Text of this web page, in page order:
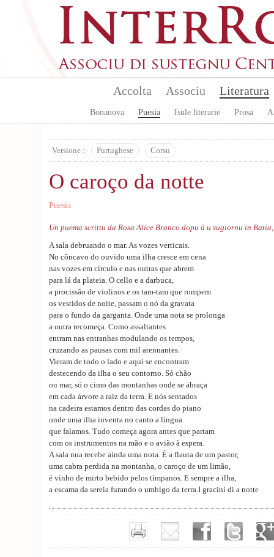
Accolta Associu Literatura
Bonanova Puesia Isule literarie Prosa
Versione : Purtughese Corsu
O caroço da notte
Puesia
Un puema scrittu da Rosa Alice Branco dopu à u sugiornu in
A sala debruando o mar. As vozes verticais.
No côncavo do ouvido uma ilha cresce em cena
nas vozes em círculo e nas outras que abrem
para lá da plateia. O cello e a darbuca,
a procissão de violinos e os tam-tam que rompem
os vestidos de noite, passam o nó da gravata
para o fundo da garganta. Onde uma nota se prolonga
a outra recomeça. Como assaltantes
entram nas entranhas modulando os tempos,
cruzando as pausas com mil atenuantes.
Vieram de todo o lado e aqui se encontram
destecendo da ilha o seu contorno. Só chão
ou mar, só o cimo das montanhas onde se abraça
em cada árvore a raiz da terra. E nós sentados
na cadeira estamos dentro das cordas do piano
onde uma ilha inventa no canto a língua
que falamos. Tudo começa agora antes que partam
com os instrumentos na mão e o avião à espera.
A sala nua recebe ainda uma nota. É a flauta de um pastor,
uma cabra perdida na montanha, o caroço de um limão,
é vinho de mirto bebido pelos tímpanos. E sempre a ilha,
a escama da sereia furando o umbigo da terra.I gracini di a notte